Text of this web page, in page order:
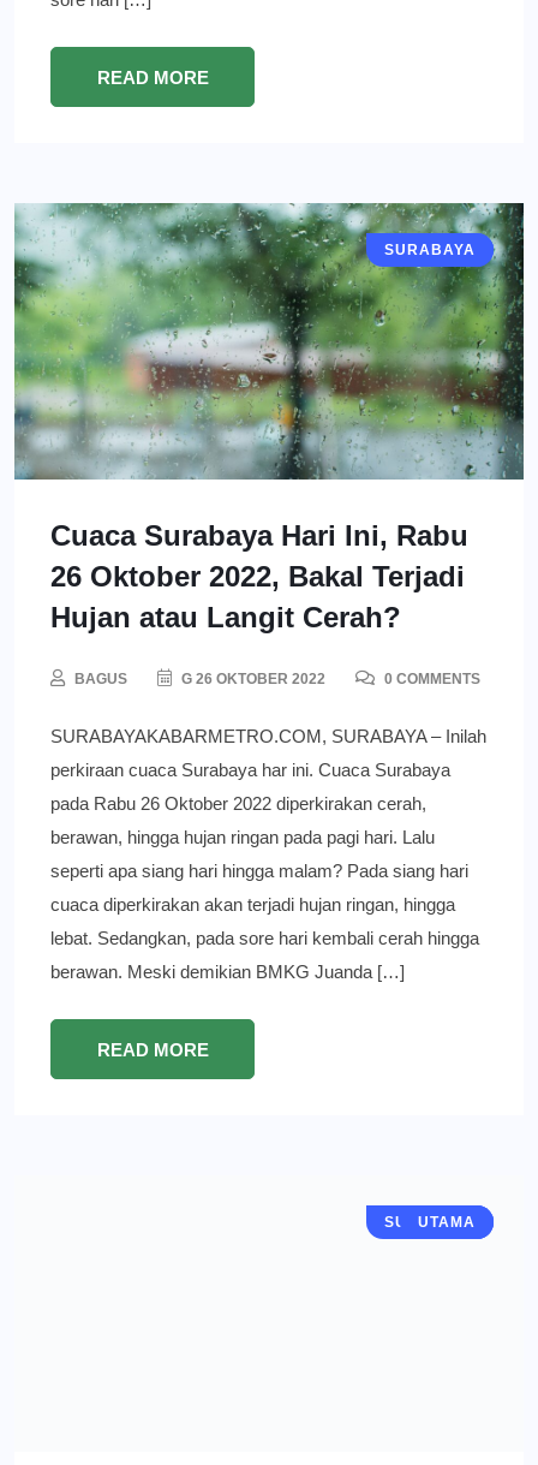
READ MORE
BERITA
SURABAYA
Cuaca Surabaya Hari Ini, Rabu
26 Oktober 2022, Bakal Terjadi
Hujan atau Langit Cerah?
BAGUS G 26 OKTOBER 2022 0 COMMENTS
SURABAYAKABARMETRO.COM, SURABAYA – Inilah
perkiraan cuaca Surabaya har ini. Cuaca Surabaya
pada Rabu 26 Oktober 2022 diperkirakan cerah,
berawan, hingga hujan ringan pada pagi hari. Lalu
seperti apa siang hari hingga malam? Pada siang hari
cuaca diperkirakan akan terjadi hujan ringan, hingga
lebat. Sedangkan, pada sore hari kembali cerah hingga
berawan. Meski demikian BMKG Juanda […]
READ MORE
BERITA
SURABAYA
UTAMA